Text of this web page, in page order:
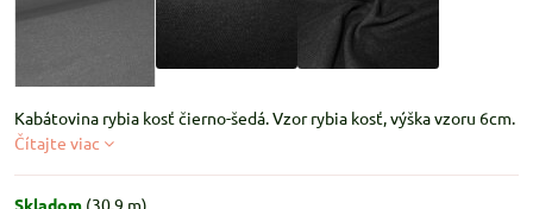
Kabátovina rybia kosť čierno-šedá. Vzor rybia kosť, výška vzoru 6cm.
Čítajte viac
Skladom (30.9 m)